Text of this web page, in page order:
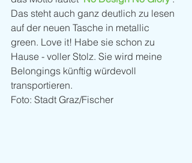
Das steht auch ganz deutlich zu lesen
auf der neuen Tasche in metallic
green. Love it! Habe sie schon zu
Hause - voller Stolz. Sie wird meine
Belongings künftig würdevoll
transportieren.
Foto: Stadt Graz/Fischer